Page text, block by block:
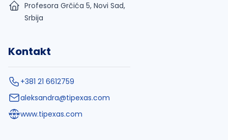
Profesora Grčića 5, Novi Sad,
Srbija
Kontakt
+381 21 6612759
aleksandra@tipexas.com
www.tipexas.com